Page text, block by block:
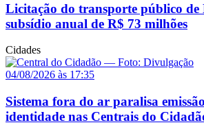
Licitação do transporte público de
subsídio anual de R$ 73 milhões
Cidades
04/08/2026 às 17:35
Sistema fora do ar paralisa
identidade nas Centrais do